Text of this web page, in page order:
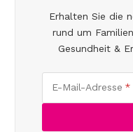
Erhalten Sie die
rund um
Gesundheit &
E-Mail-Adresse